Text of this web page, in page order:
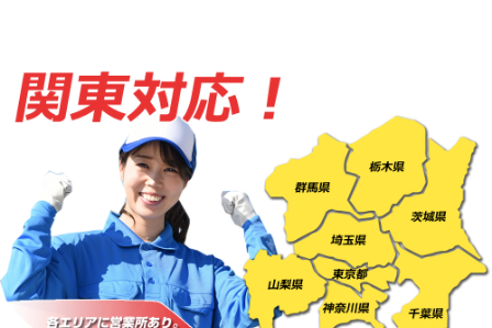
給水管工事※（塩ビ管（VP・HI）使
用/3ｍまで)
給水管工事※（塩ビ管（VP・HI）使
用（追加）/3ｍ超え)
+8,800円
給水管工事※（ライニング鋼管・銅
管・ポリ管・HT管使用/3ｍまで)
44,000円
給水管工事※（ライニング鋼管・銅
管・ポリ管・HT管使用/3ｍ超え)
+8,800円